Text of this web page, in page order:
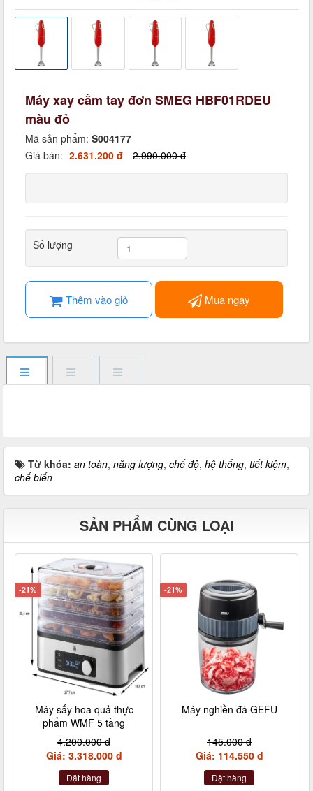
Máy xay cầm tay đơn SMEG HBF01RDEU
màu đỏ
Mã sản phẩm: S004177
Giá bán: 2.631.200 đ 2.990.000 đ
Số lượng
Thêm vào giỏ Mua ngay
Từ khóa: an toàn, năng lượng, chế độ, hệ thống, tiết kiệm,
chế biến
SẢN PHẨM CÙNG LOẠI
-21%
Máy sấy hoa quả thực
phẩm WMF 5 tầng
4.200.000 đ
Giá: 3.318.000 đ
Đặt hàng
-21%
Máy nghiền đá GEFU
145.000 đ
Giá: 114.550 đ
Đặt hàng